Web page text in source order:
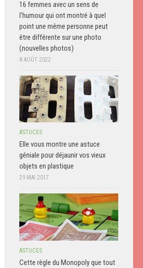
16 femmes avec un sens de
l’humour qui ont montré à quel
point une même personne peut
être différente sur une photo
(nouvelles photos)
8 AOÛT 2022
ASTUCES
Elle vous montre une astuce
géniale pour déjaunir vos vieux
objets en plastique
29 MAI 2017
ASTUCES
Cette règle du Monopoly que tout